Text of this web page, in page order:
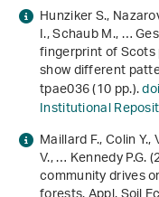
Hunziker S.,
I., Schaub M., …
fingerprint of
show different
tpae036 (10 pp.).
Institutional
Maillard F., Colin
V., … Kennedy
community drives